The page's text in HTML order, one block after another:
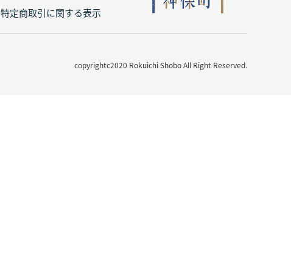
特定商取引に関する表示
copyrightc2020 Rokuichi Shobo All Right Reserved.